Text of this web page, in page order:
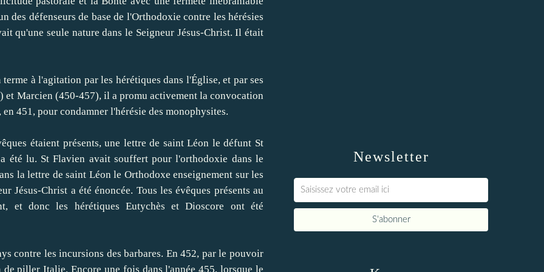
des défenseurs de base de l'Orthodoxie contre les hérésies
qu'une seule nature dans le Seigneur Jésus-Christ. Il était
à l'agitation par les hérétiques dans l'Église, et par ses
et Marcien (450-457), il a promu activement la convocation
451, pour condamner l'hérésie des monophysites.
étaient présents, une lettre de saint Léon le défunt St
été lu. St Flavien avait souffert pour l'orthodoxie dans le
la lettre de saint Léon le Orthodoxe enseignement sur les
Jésus-Christ a été énoncée. Tous les évêques présents au
et donc les hérétiques Eutychès et Dioscore ont été
les incursions des barbares. En 452, par le pouvoir
de piller Italie. Encore une fois dans l'année 455, lorsque le
Newsletter